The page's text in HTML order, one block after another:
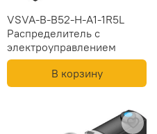
VSVA-B-B52-H-A1-1R5L
Распределитель с
электроуправлением
В корзину